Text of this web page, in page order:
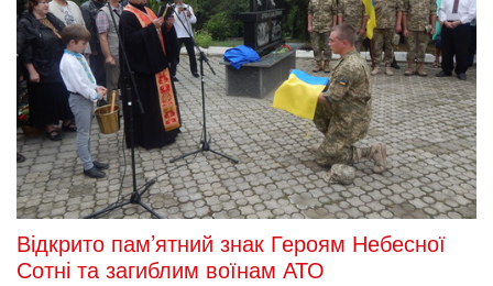
Відкрито пам’ятний знак Героям Небесної
Сотні та загиблим воїнам АТО